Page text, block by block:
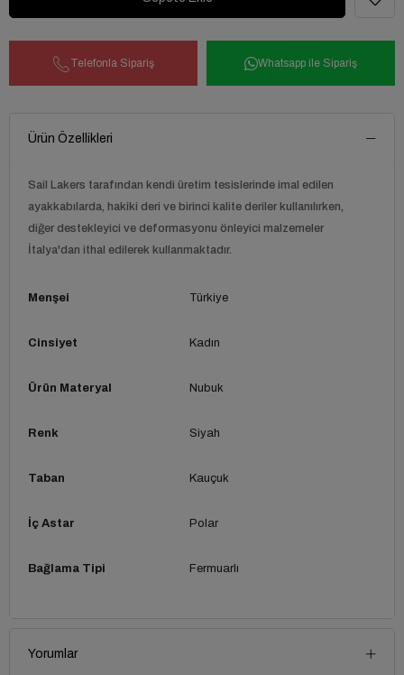
Telefonla Sipariş Whatsapp ile Sipariş
Ürün Özellikleri
Sail Lakers tarafından kendi üretim tesislerinde imal edilen
ayakkabılarda, hakiki deri ve birinci kalite deriler kullanılırken,
diğer destekleyici ve deformasyonu önleyici malzemeler
İtalya'dan ithal edilerek kullanmaktadır.
Menşei Türkiye
Cinsiyet Kadın
Ürün Materyal Nubuk
Renk Siyah
Taban Kauçuk
İç Astar Polar
Bağlama Tipi Fermuarlı
Yorumlar